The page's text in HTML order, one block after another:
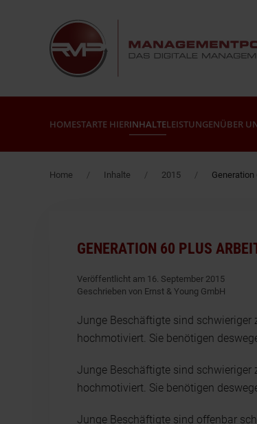
Zum Hauptinhalt springen
HOMESTARTE HIERINHALTELEISTUNGENÜBER
Home Inhalte 2015
GENERATION 60 PLUS
Veröffentlicht am 16. September 2015
Geschrieben von Ernst & Young GmbH
Junge Beschäftigte sind schwieriger
hochmotiviert. Sie benötigen
Junge Beschäftigte sind schwieriger
hochmotiviert. Sie benötigen
Junge Beschäftigte sind offenbar